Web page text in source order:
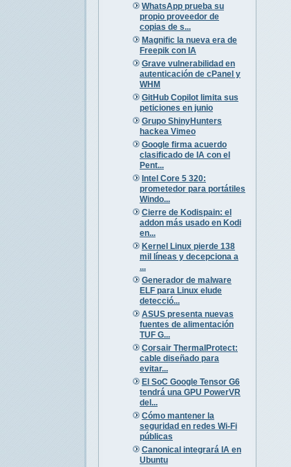
WhatsApp prueba su
propio proveedor de
copias de s...
Magnific la nueva era de
Freepik con IA
Grave vulnerabilidad en
autenticación de cPanel y
WHM
GitHub Copilot limita sus
peticiones en junio
Grupo ShinyHunters
hackea Vimeo
Google firma acuerdo
clasificado de IA con el
Pent...
Intel Core 5 320:
prometedor para portátiles
Windo...
Cierre de Kodispain: el
addon más usado en Kodi
en...
Kernel Linux pierde 138
mil líneas y decepciona a
...
Generador de malware
ELF para Linux elude
detecció...
ASUS presenta nuevas
fuentes de alimentación
TUF G...
Corsair ThermalProtect:
cable diseñado para
evitar...
El SoC Google Tensor G6
tendrá una GPU PowerVR
del...
Cómo mantener la
seguridad en redes Wi-Fi
públicas
Canonical integrará IA en
Ubuntu